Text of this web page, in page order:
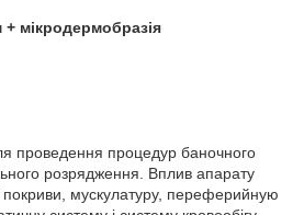
мікродермобразія
проведення процедур баночного
розрядження. Вплив апарату
мускулатуру, переферийную